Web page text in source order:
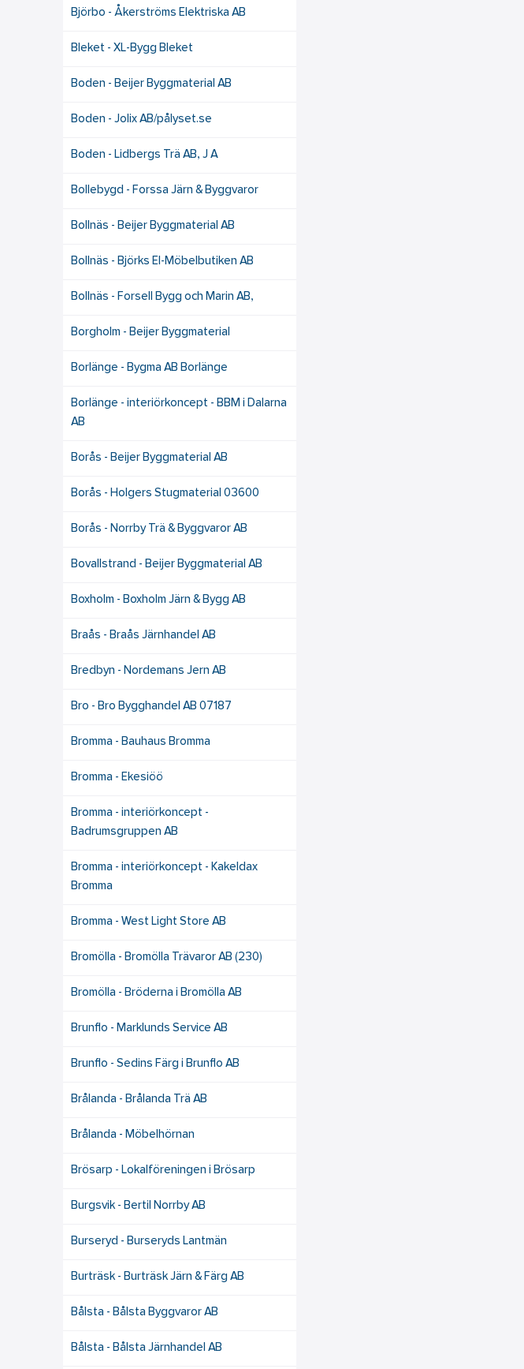
Björbo - Åkerströms Elektriska AB
Bleket - XL-Bygg Bleket
Boden - Beijer Byggmaterial AB
Boden - Jolix AB/pålyset.se
Boden - Lidbergs Trä AB, J A
Bollebygd - Forssa Järn & Byggvaror
Bollnäs - Beijer Byggmaterial AB
Bollnäs - Björks El-Möbelbutiken AB
Bollnäs - Forsell Bygg och Marin AB,
Borgholm - Beijer Byggmaterial
Borlänge - Bygma AB Borlänge
Borlänge - interiörkoncept - BBM i Dalarna
AB
Borås - Beijer Byggmaterial AB
Borås - Holgers Stugmaterial 03600
Borås - Norrby Trä & Byggvaror AB
Bovallstrand - Beijer Byggmaterial AB
Boxholm - Boxholm Järn & Bygg AB
Braås - Braås Järnhandel AB
Bredbyn - Nordemans Jern AB
Bro - Bro Bygghandel AB 07187
Bromma - Bauhaus Bromma
Bromma - Ekesiöö
Bromma - interiörkoncept -
Badrumsgruppen AB
Bromma - interiörkoncept - Kakeldax
Bromma
Bromma - West Light Store AB
Bromölla - Bromölla Trävaror AB (230)
Bromölla - Bröderna i Bromölla AB
Brunflo - Marklunds Service AB
Brunflo - Sedins Färg i Brunflo AB
Brålanda - Brålanda Trä AB
Brålanda - Möbelhörnan
Brösarp - Lokalföreningen i Brösarp
Burgsvik - Bertil Norrby AB
Burseryd - Burseryds Lantmän
Burträsk - Burträsk Järn & Färg AB
Bålsta - Bålsta Byggvaror AB
Bålsta - Bålsta Järnhandel AB